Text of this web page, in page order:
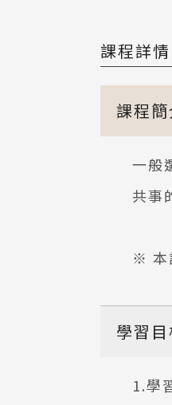
課程詳情
課程簡
一般
共事
※ 本
學習目
1.學